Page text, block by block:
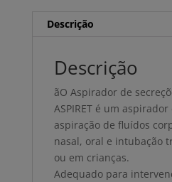
Descrição
Descrição
ãO Aspirador de
ASPIRET é um
aspiração de fluídos
nasal, oral e intubação
ou em crianças.
Adequado para